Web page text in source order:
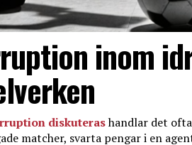
inom
diskuterashandlar det
matcher, svarta pengar i en